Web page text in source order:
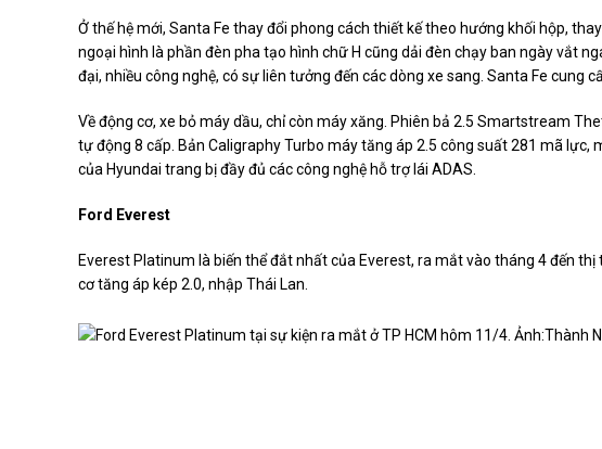
Ở thế hệ mới, Santa Fe thay đổi phong cách thiết kế theo hướng khối hộp,
ngoại hình là phần đèn pha tạo hình chữ H cũng dải đèn chạy ban ngày vắt
đại, nhiều công nghệ, có sự liên tưởng đến các dòng xe sang. Santa Fe cung
Về động cơ, xe bỏ máy dầu, chỉ còn máy xăng. Phiên bả 2.5 Smartstream
tự động 8 cấp. Bản Caligraphy Turbo máy tăng áp 2.5 công suất 281 mã lực,
của Hyundai trang bị đầy đủ các công nghệ hỗ trợ lái ADAS.
Ford Everest
Everest Platinum là biến thể đắt nhất của Everest, ra mắt vào tháng 4 đến
cơ tăng áp kép 2.0, nhập Thái Lan.